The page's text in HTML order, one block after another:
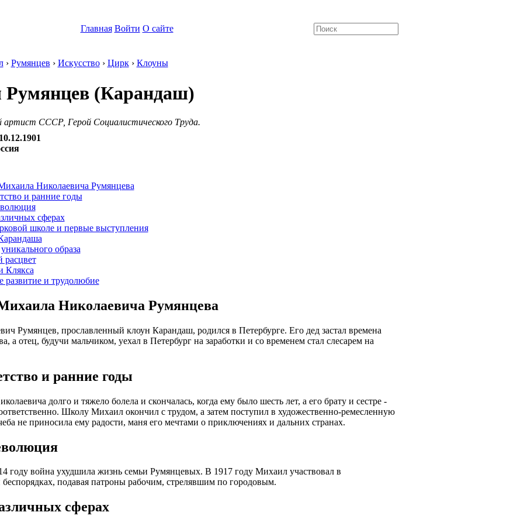
Главная Войти О сайте
› Румянцев › Искусство› Цирк› Клоуны
(Карандаш)
артист СССР, Герой Социалистического Труда.
10.12.1901
Николаевича Румянцева
и ранние годы
сферах
школе и первые выступления
образа
расцвет
Клякса
развитие и трудолюбие
Николаевича Румянцева
Румянцев, прославленный клоун Карандаш, родился в Петербурге. Его дед застал времена
а отец, будучи мальчиком, уехал в Петербург на заработки и со временем стал слесарем на
и ранние годы
долго и тяжело болела и скончалась, когда ему было шесть лет, а его брату и сестре -
Школу Михаил окончил с трудом, а затем поступил в художественно-ремесленную
не приносила ему радости, маня его мечтами о приключениях и дальних странах.
году война ухудшила жизнь семьи Румянцевых. В 1917 году Михаил участвовал в
беспорядках, подавая патроны рабочим, стрелявшим по городовым.
сферах